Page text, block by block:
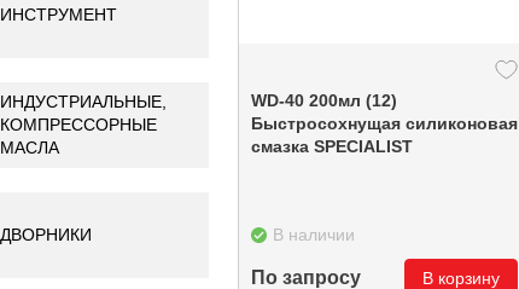
ИНСТРУМЕНТ
ИНДУСТРИАЛЬНЫЕ,
КОМПРЕССОРНЫЕ
МАСЛА
ДВОРНИКИ
WD-40 200мл (12)
Быстросохнущая силиконовая
смазка SPECIALIST
В наличии
По запросу В корзину